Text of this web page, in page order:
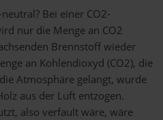
Bei einer CO2-
nur die Menge an CO2
Brennstoff wieder
an Kohlendioxyd (CO2), die
Atmosphäre gelangt, wurde
aus der Luft entzogen.
also verfault wäre, wäre